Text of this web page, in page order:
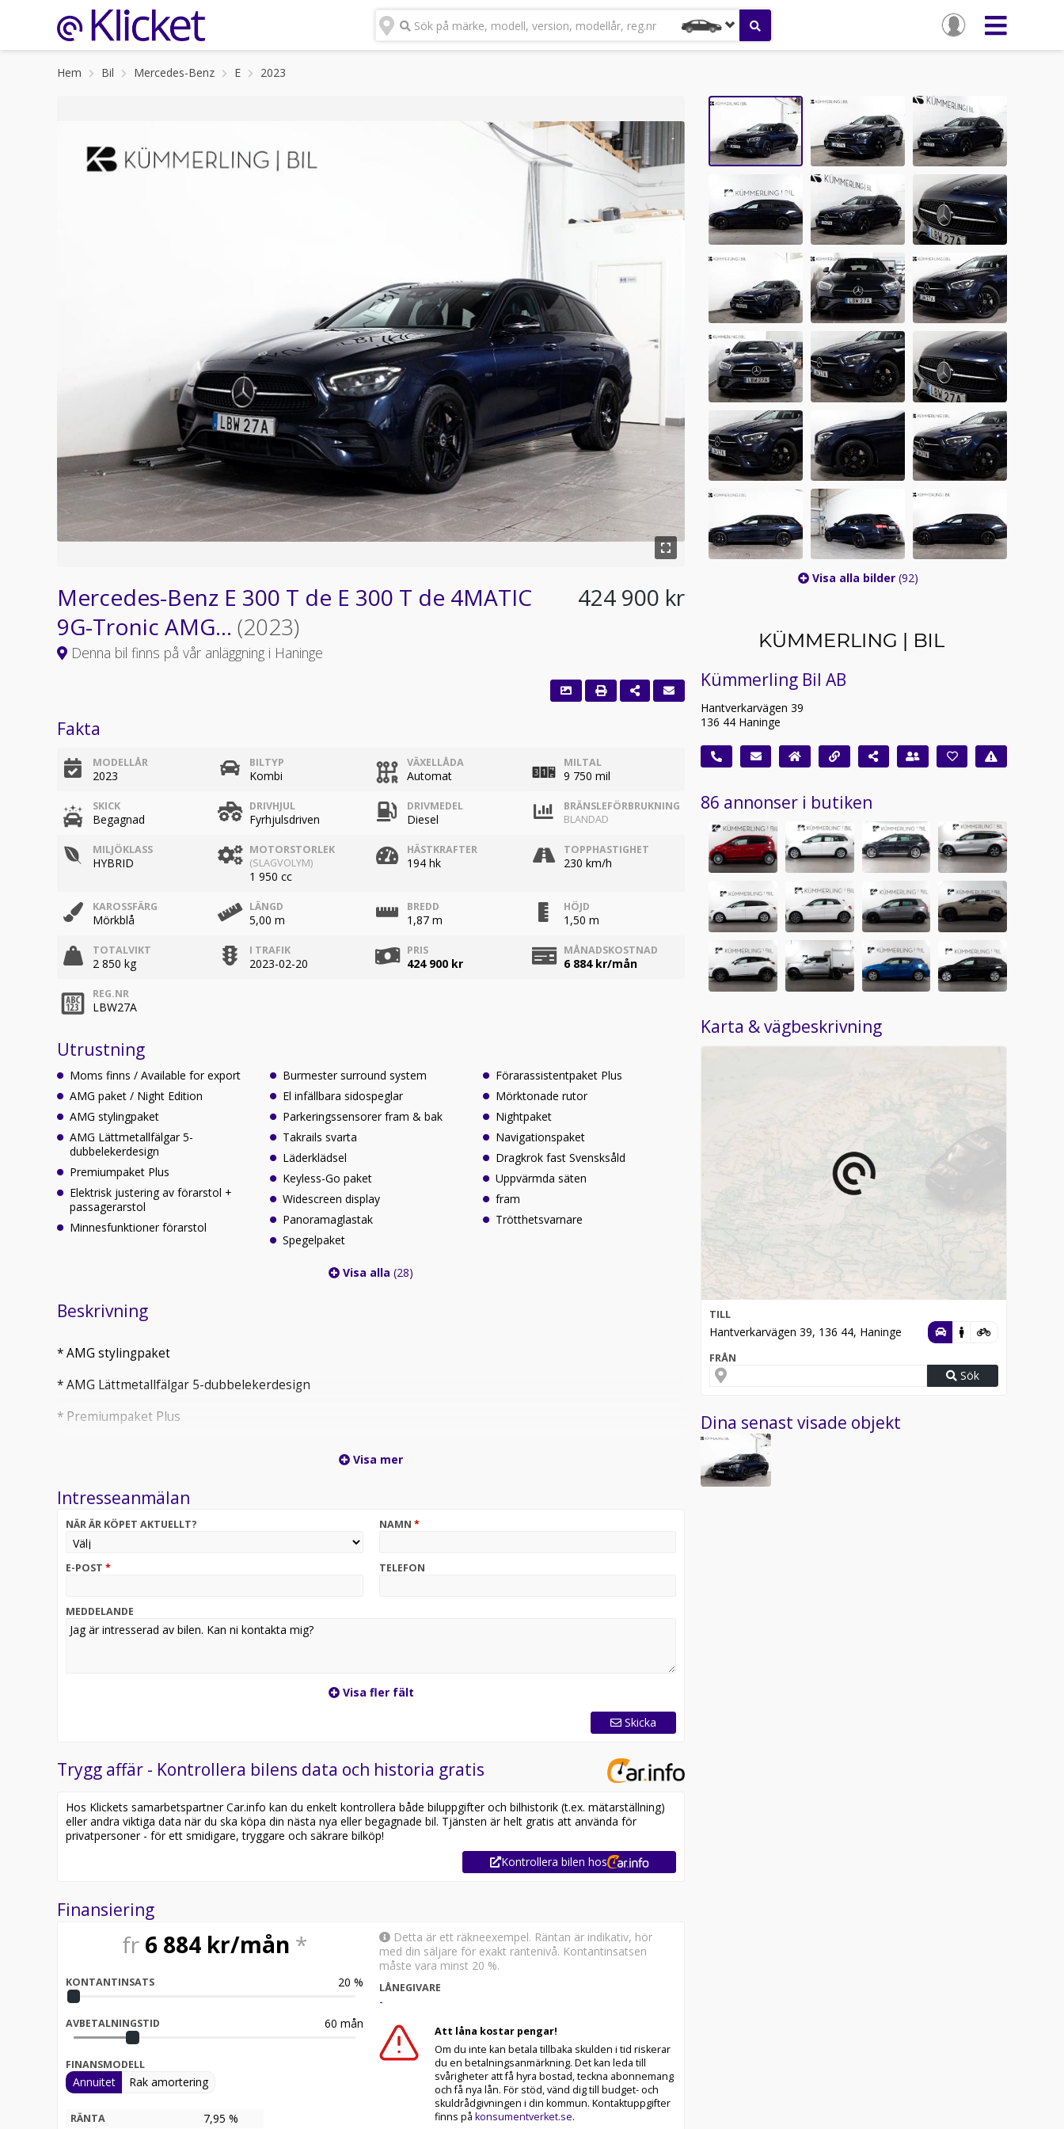
Sök på märke, modell, version, modellår, reg.nr
Hem Bil Mercedes-Benz E 2023
Mercedes-Benz E 300 T de E 300 T de 4MATIC
9G-Tronic AMG... (2023)
Denna bil finns på vår anläggning i Haninge
424 900 kr
Fakta
MODELLÅR
2023
BILTYP
Kombi
VÄXELLÅDA
Automat
MILTAL
9 750 mil
SKICK
Begagnad
DRIVHJUL
Fyrhjulsdriven
DRIVMEDEL
Diesel
BRÄNSLEFÖRBRUKNING
BLANDAD
MILJÖKLASS
HYBRID
MOTORSTORLEK
(SLAGVOLYM)
1 950 cc
HÄSTKRAFTER
194 hk
TOPPHASTIGHET
230 km/h
KAROSSFÄRG
Mörkblå
LÄNGD
5,00 m
BREDD
1,87 m
HÖJD
1,50 m
TOTALVIKT
2 850 kg
I TRAFIK
2023-02-20
PRIS
424 900 kr
MÅNADSKOSTNAD
6 884kr/mån
REG.NR
LBW27A
Utrustning
Moms finns / Available for export
AMG paket / Night Edition
AMG stylingpaket
AMG Lättmetallfälgar 5-
dubbelekerdesign
Premiumpaket Plus
Elektrisk justering av förarstol +
passagerarstol
Minnesfunktioner förarstol
Burmester surround system
El infällbara sidospeglar
Parkeringssensorer fram & bak
Takrails svarta
Läderklädsel
Keyless-Go paket
Widescreen display
Panoramaglastak
Spegelpaket
Förarassistentpaket Plus
Mörktonade rutor
Nightpaket
Navigationspaket
Dragkrok fast Svensksåld
Uppvärmda säten
fram
Trötthetsvarnare
Visa alla(28)
Beskrivning
* AMG stylingpaket
* AMG Lättmetallfälgar 5-dubbelekerdesign
* Premiumpaket Plus
* El infällbara sidospeglar
* Parkeringssensorer fram & bak
* Pekplatta "Touch Pad"
* Widescreen display
* Panoramaglastak
* Spegelpaket
* Mörktonade rutor
* Nightpaket
* Dragkrok, fast
* Svensksåld
* Uppvärmda säten, fram
* Trötthetsvarnare
Visa mer
Intresseanmälan
NÄR ÄR KÖPET AKTUELLT? NAMN *
E-POST * TELEFON
MEDDELANDE
Visa fler fält
Skicka
Trygg affär - Kontrollera bilens data och historia gratis
Hos Klickets samarbetspartner Car.info kan du enkelt kontrollera både biluppgifter och bilhistorik (t.ex. mätarställning)
eller andra viktiga data när du ska köpa din nästa nya eller begagnade bil. Tjänsten är helt gratis att använda för
privatpersoner - för ett smidigare, tryggare och säkrare bilköp!
Kontrollera bilen hos
Finansiering
fr 6 884kr/mån *
KONTANTINSATS 20 %
AVBETALNINGSTID 60 mån
FINANSMODELL
Annuitet Rak amortering
RÄNTA 7,95 %
Detta är ett räkneexempel. Räntan är indikativ, hör
med din säljare för exakt räntenivå. Kontantinsatsen
måste vara minst 20 %.
LÅNEGIVARE
-
Att låna kostar pengar!
Om du inte kan betala tillbaka skulden i tid riskerar
du en betalningsanmärkning. Det kan leda till
svårigheter att få hyra bostad, teckna abonnemang
och få nya lån. För stöd, vänd dig till budget- och
skuldrådgivningen i din kommun. Kontaktuppgifter
finns på konsumentverket.se.
Visa alla bilder (92)
Kümmerling Bil AB
Hantverkarvägen 39
136 44 Haninge
86 annonser i butiken
Karta & vägbeskrivning
TILL
Hantverkarvägen 39, 136 44, Haninge
FRÅN
Sök
Dina senast visade objekt